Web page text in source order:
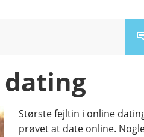
Største fejltin i online
prøvet at date online.